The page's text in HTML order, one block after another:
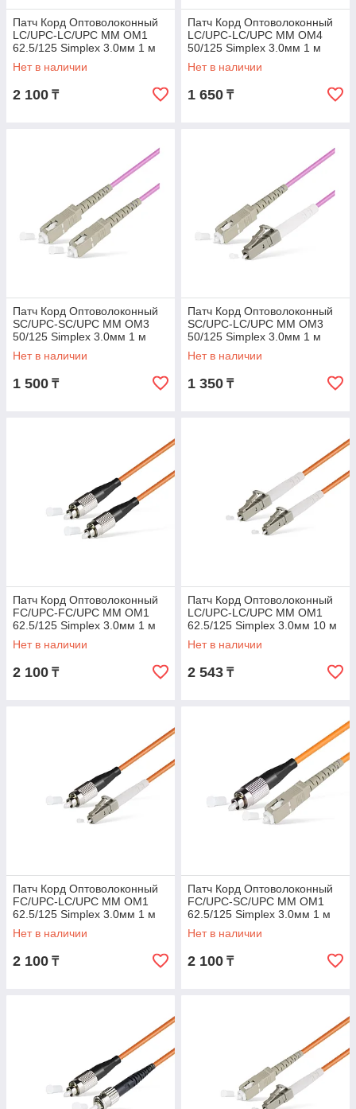
Патч Корд Оптоволоконный
LC/UPC-LC/UPC MM OM1
62.5/125 Simplex 3.0мм 1 м
Нет в наличии
2 100 ₸
Патч Корд Оптоволоконный
LC/UPC-LC/UPC MM OM4
50/125 Simplex 3.0мм 1 м
Нет в наличии
1 650 ₸
Патч Корд Оптоволоконный
SC/UPC-SC/UPC MM OM3
50/125 Simplex 3.0мм 1 м
Нет в наличии
1 500 ₸
Патч Корд Оптоволоконный
SC/UPC-LC/UPC MM OM3
50/125 Simplex 3.0мм 1 м
Нет в наличии
1 350 ₸
Патч Корд Оптоволоконный
FC/UPC-FC/UPC MM OM1
62.5/125 Simplex 3.0мм 1 м
Нет в наличии
2 100 ₸
Патч Корд Оптоволоконный
LC/UPC-LC/UPC MM OM1
62.5/125 Simplex 3.0мм 10 м
Нет в наличии
2 543 ₸
Патч Корд Оптоволоконный
FC/UPC-LC/UPC MM OM1
62.5/125 Simplex 3.0мм 1 м
Нет в наличии
2 100 ₸
Патч Корд Оптоволоконный
FC/UPC-SC/UPC MM OM1
62.5/125 Simplex 3.0мм 1 м
Нет в наличии
2 100 ₸